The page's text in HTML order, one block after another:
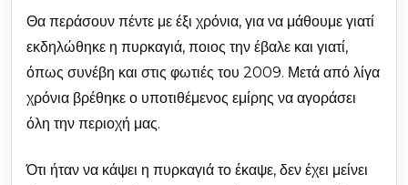
Θα περάσουν πέντε με έξι χρόνια, για να μάθουμε γιατί
εκδηλώθηκε η πυρκαγιά, ποιος την έβαλε και γιατί,
όπως συνέβη και στις φωτιές του 2009. Μετά από λίγα
χρόνια βρέθηκε ο υποτιθέμενος εμίρης να αγοράσει
όλη την περιοχή μας.
Ότι ήταν να κάψει η πυρκαγιά το έκαψε, δεν έχει μείνει